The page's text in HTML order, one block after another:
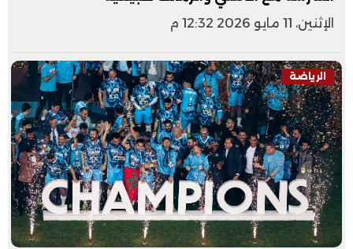
الإثنين، 11 مايو 2026 12:32 م
الرياضة